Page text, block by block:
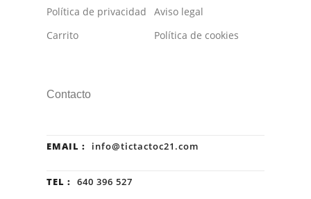
Política de privacidad
Carrito
Aviso legal
Política de cookies
Contacto
EMAIL : info@tictactoc21.com
TEL : 640 396 527